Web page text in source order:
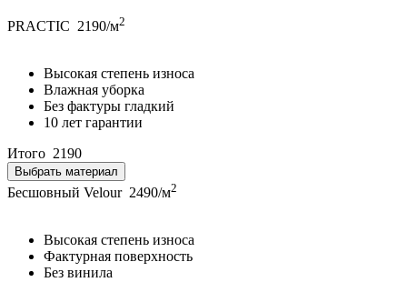
PRACTIC 2190/м2
Высокая степень износа
Влажная уборка
Без фактуры гладкий
10 лет гарантии
Итого 2190
Выбрать материал
Бесшовный Velour 2490/м2
Высокая степень износа
Фактурная поверхность
Без винила